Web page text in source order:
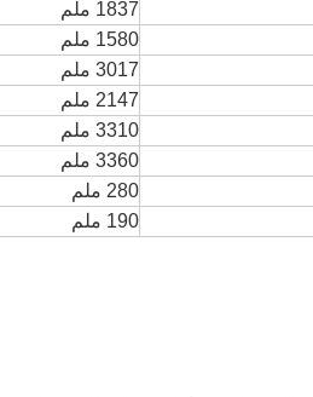
1837 ملم
1580 ملم
3017 ملم
2147 ملم
3310 ملم
3360 ملم
280 ملم
190 ملم